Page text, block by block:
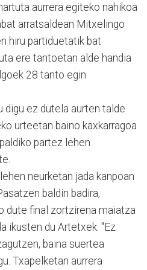
aurrera egiteko nahikoa
arratsaldean Mitxelingo
hiru partiduetatik bat
ere tantoetan alde handia
28 tanto egin
ez dutela aurten talde
urteetan baino kaxkarragoa
partez lehen
neurketan jada kanpoan
baldin badira,
dute final zortzirena maiatza
ikusten du Artetxek. "Ez
baina suertea
Txapelketan aurrera